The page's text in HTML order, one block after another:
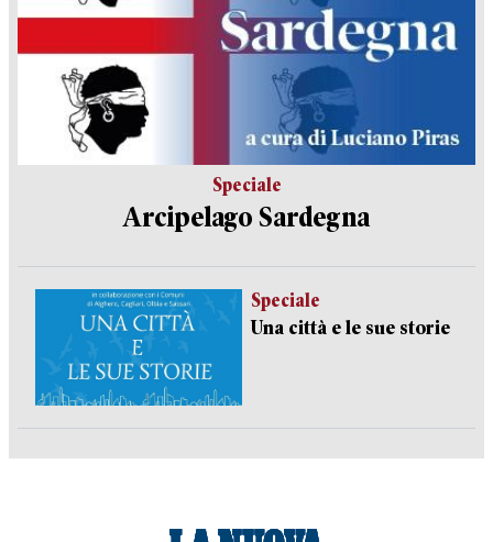
Speciale
Arcipelago Sardegna
Speciale
Una città e le sue storie